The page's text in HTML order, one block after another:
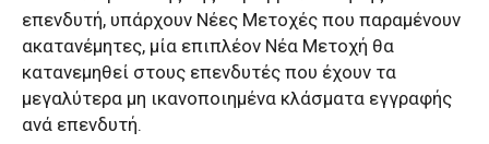
επενδυτή, υπάρχουν Νέες Μετοχές που παραμένουν
ακατανέμητες, μία επιπλέον Νέα Μετοχή θα
κατανεμηθεί στους επενδυτές που έχουν τα
μεγαλύτερα μη ικανοποιημένα κλάσματα εγγραφής
ανά επενδυτή.